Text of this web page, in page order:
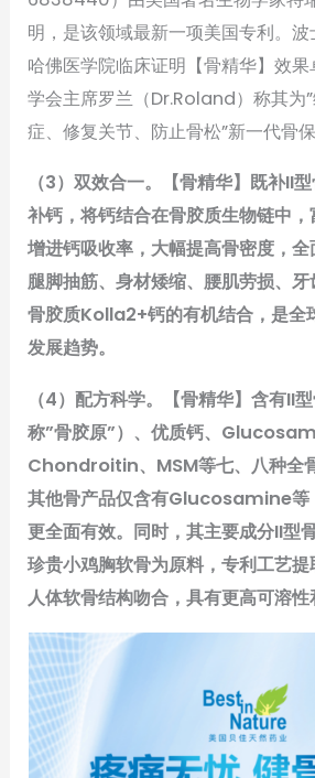
明，是该领域最新一项美国专利。波
哈佛医学院临床证明【骨精华】效
学会主席罗兰（Dr.Roland）称其为
症、修复关节、防止骨松”新一代骨保
（3）双效合一。【骨精华】既补II
补钙，将钙结合在骨胶质生物链中，
增进钙吸收率，大幅提高骨密度，全
腿脚抽筋、身材矮缩、腰肌劳损、
骨胶质Kolla2+钙的有机结合，是全
发展趋势。
（4）配方科学。【骨精华】含有II
称”骨胶原”）、优质钙、
Chondroitin、MSM等七、八种全
其他骨产品仅含有Glucosamine等
更全面有效。同时，其主要成分II型
珍贵小鸡胸软骨为原料，专利工艺
人体软骨结构吻合，具有更高可溶性